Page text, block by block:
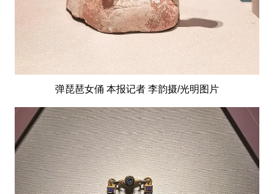
弹琵琶女俑 本报记者 李韵摄/光明图片